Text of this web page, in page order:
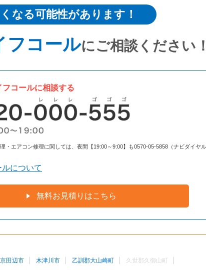
なる可能性があります！
フコールにご相談ください！
コールに相談する
・エアコン修理に関しては、夜間【19:00～9:00】も0570-05-5858（ナビダイヤ
について
無料お見積りはこちら
京田辺市 木津川市 乙訓郡大山崎町
久世郡久御山町